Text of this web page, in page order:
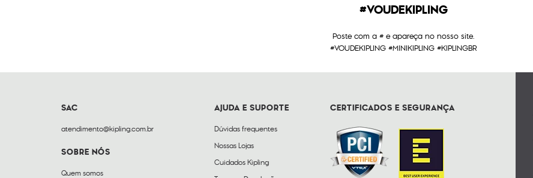
#VOUDEKIPLING
Poste com a # e apareça no nosso site.
#VOUDEKIPLING #MINIKIPLING #KIPLINGBR
SAC
atendimento@kipling.com.br
SOBRE NÓS
Quem somos
AJUDA E SUPORTE
Dúvidas frequentes
Nossas Lojas
Cuidados Kipling
CERTIFICADOS E SEGURANÇA